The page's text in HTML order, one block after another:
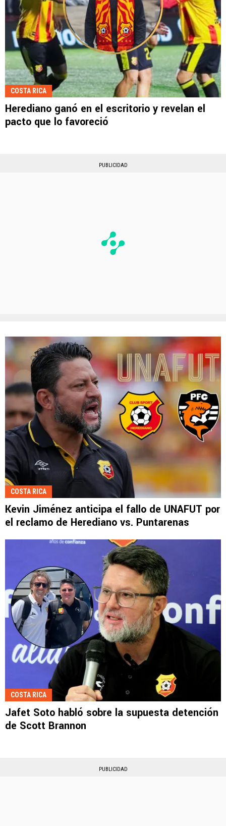
COSTA RICA
Herediano ganó en el escritorio y revelan el
pacto que lo favoreció
PUBLICIDAD
COSTA RICA
Kevin Jiménez anticipa el fallo de UNAFUT por
el reclamo de Herediano vs. Puntarenas
COSTA RICA
Jafet Soto habló sobre la supuesta detención
de Scott Brannon
PUBLICIDAD